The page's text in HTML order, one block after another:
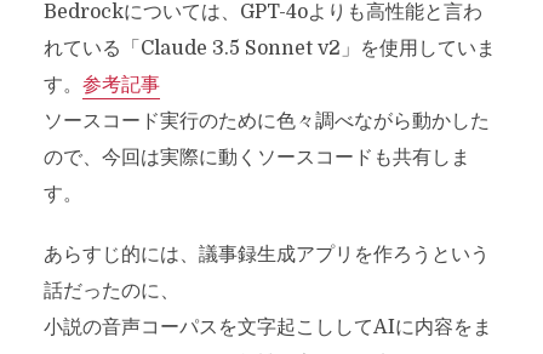
Bedrockについては、GPT-4oよりも高性能と言わ
れている「Claude 3.5 Sonnet v2」を使用していま
す。 参考記事
ソースコード実行のために色々調べながら動かした
ので、今回は実際に動くソースコードも共有しま
す。
あらすじ的には、議事録生成アプリを作ろうという
話だったのに、
小説の音声コーパスを文字起こししてAIに内容をま